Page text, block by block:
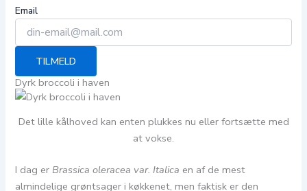
Email
TILMELD
Dyrk broccoli i haven
Det lille kålhoved kan enten plukkes nu eller fortsætte med
at vokse.
I dag erBrassica oleracea var. Italica en af de mest
almindelige grøntsager i køkkenet, men faktisk er den